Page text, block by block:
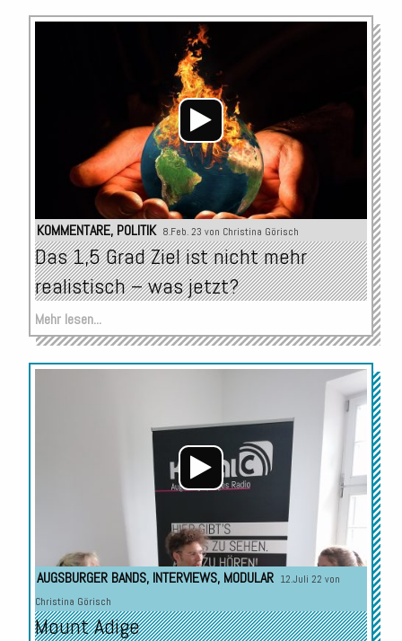
Audio-
Player
KOMMENTARE, POLITIK 8.Feb. 23 von Christina Görisch
Das 1,5 Grad Ziel ist nicht mehr
realistisch – was jetzt?
Mehr lesen...
Audio-
Player
AUGSBURGER BANDS, INTERVIEWS, MODULAR 12.Juli 22 von
Christina Görisch
Mount Adige